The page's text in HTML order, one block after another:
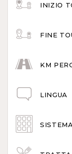
INIZIO
FINE
KM
LINGUA